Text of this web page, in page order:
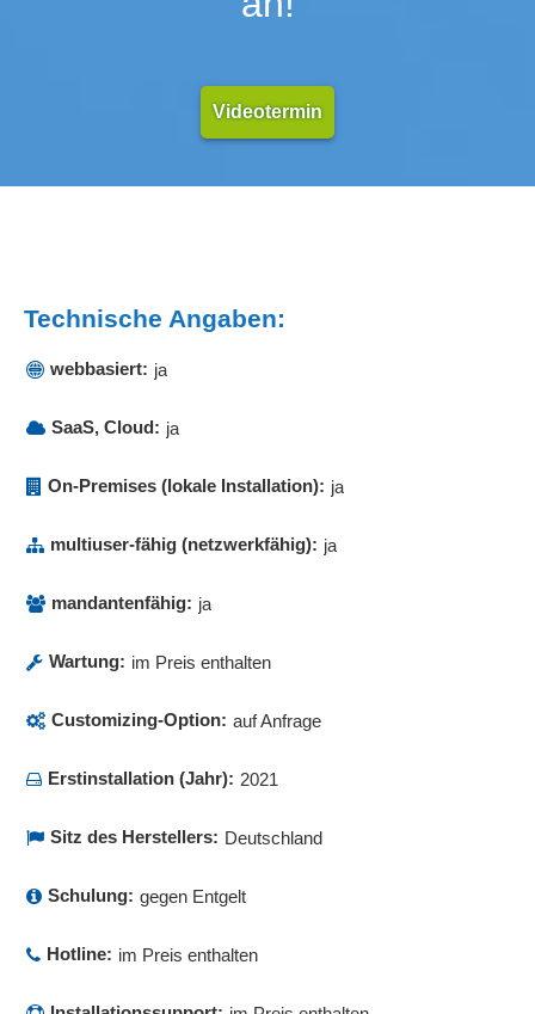
Videotermin
Technische Angaben:
webbasiert: ja
SaaS, Cloud: ja
On-Premises (lokale Installation): ja
multiuser-fähig (netzwerkfähig): ja
mandantenfähig: ja
Wartung: im Preis enthalten
Customizing-Option: auf Anfrage
Erstinstallation (Jahr): 2021
Sitz des Herstellers: Deutschland
Schulung: gegen Entgelt
Hotline: im Preis enthalten